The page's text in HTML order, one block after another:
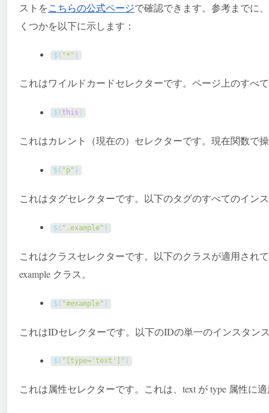
ストをこちらの公式ページで確認できます。参考までに
くつかを以下に示します：
$( "*" )
これはワイルドカードセレクターです。ページ上のすべ
$( this )
これはカレント（現在の）セレクターです。現在関数で
$( "p" )
これはタグセレクターです。以下のタグのすべてのイン
$( ".example" )
これはクラスセレクターです。以下のクラスが適用され
example クラス。
$( "#example" )
これはIDセレクターです。以下のIDの単一のインスタン
$( "[type='text']" )
これは属性セレクターです。これは、 text がtype 属性に